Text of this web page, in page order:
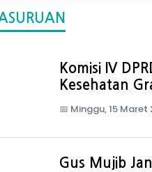
Komisi IV
Kesehatan
📅 Minggu, 15 Maret
Gus Mujib